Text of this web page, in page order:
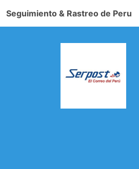
Seguimiento & Rastreo de Peru